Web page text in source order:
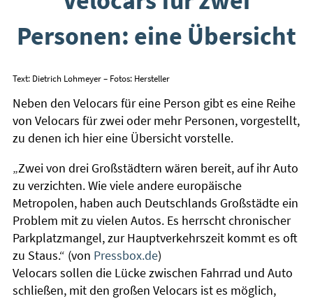
Personen: eine Übersicht
Text: Dietrich Lohmeyer – Fotos: Hersteller
Neben den Velocars für eine Person gibt es eine Reihe
von Velocars für zwei oder mehr Personen, vorgestellt,
zu denen ich hier eine Übersicht vorstelle.
„Zwei von drei Großstädtern wären bereit, auf ihr Auto
zu verzichten. Wie viele andere europäische
Metropolen, haben auch Deutschlands Großstädte ein
Problem mit zu vielen Autos. Es herrscht chronischer
Parkplatzmangel, zur Hauptverkehrszeit kommt es oft
zu Staus.“ (von Pressbox.de)
Velocars sollen die Lücke zwischen Fahrrad und Auto
schließen, mit den großen Velocars ist es möglich,